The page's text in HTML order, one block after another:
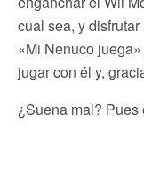
cual sea, y
«Mi Nenuco
jugar con él y,
¿Suena mal?